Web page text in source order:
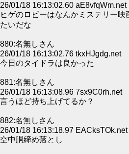
26/01/18 16:13:02.60 aE8vfqWm.net
ヒゲのロビーはなんかミステリー
たいだな
880:名無しさん
26/01/18 16:13:02.76 tkxHJgdg.net
今日のタイドラは良かった
881:名無しさん
26/01/18 16:13:08.96 7sx9C0rh.net
言うほど持ち上げてるか？
882:名無しさん
26/01/18 16:13:18.97 EACksTOk.net
空中胴締め落とし